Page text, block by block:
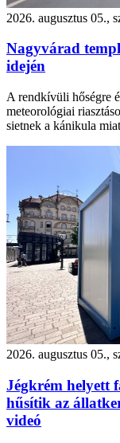
2026. augusztus 05.,
Nagyvárad
idején
A rendkívüli hőségre
meteorológiai
sietnek a kánikula
2026. augusztus 05.,
Jégkrém helyett
hűsítik az
videó